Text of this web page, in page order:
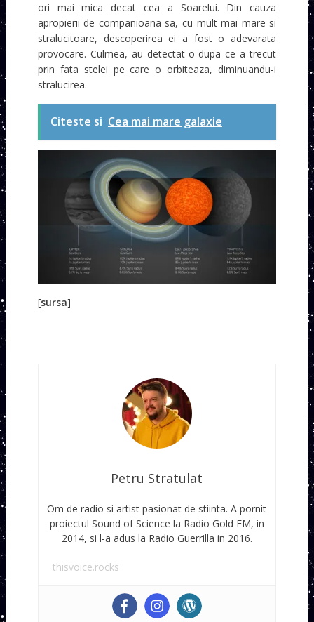
ori mai mica decat cea a Soarelui. Din cauza
apropierii de companioana sa, cu mult mai mare si
stralucitoare, descoperirea ei a fost o adevarata
provocare. Culmea, au detectat-o dupa ce a trecut
prin fata stelei pe care o orbiteaza, diminuandu-i
stralucirea.
Citeste si Cea mai mare galaxie
[sursa]
Petru Stratulat
Om de radio si artist pasionat de stiinta. A pornit
proiectul Sound of Science la Radio Gold FM, in
2014, si l-a adus la Radio Guerrilla in 2016.
thisvoice.rocks